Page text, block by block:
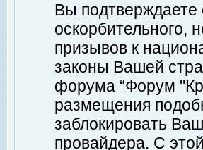
Вы
оскорбительного,
призывов к
законы Вашей
форума “Форум
размещения
заблокировать
провайдера. С